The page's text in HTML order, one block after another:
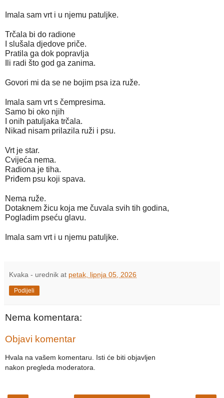
Imala sam vrt i u njemu patuljke.
Trčala bi do radione
I slušala djedove priče.
Pratila ga dok popravlja
Ili radi što god ga zanima.
Govori mi da se ne bojim psa iza ruže.
Imala sam vrt s čempresima.
Samo bi oko njih
I onih patuljaka trčala.
Nikad nisam prilazila ruži i psu.
Vrt je star.
Cvijeća nema.
Radiona je tiha.
Priđem psu koji spava.
Nema ruže.
Dotaknem žicu koja me čuvala svih tih godina,
Pogladim pseću glavu.
Imala sam vrt i u njemu patuljke.
Kvaka - urednik at petak, lipnja 05, 2026
Podijeli
Nema komentara:
Objavi komentar
Hvala na vašem komentaru. Isti će biti objavljen
nakon pregleda moderatora.